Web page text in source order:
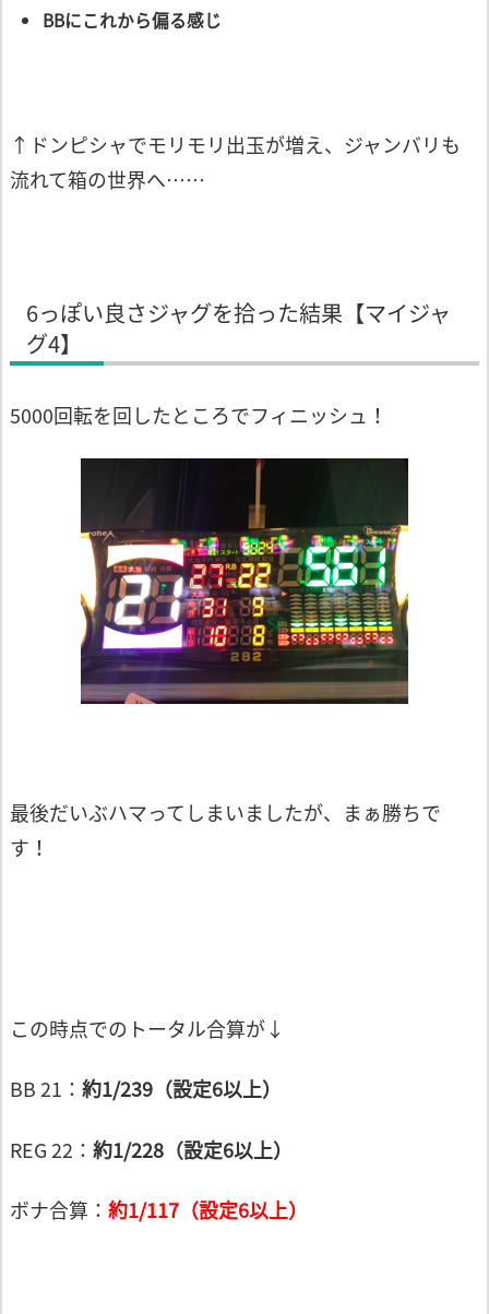
BBにこれから偏る感じ
↑ドンピシャでモリモリ出玉が増え、ジャンバリも
流れて箱の世界へ……
6っぽい良さジャグを拾った結果【マイジャ
グ4】
5000回転を回したところでフィニッシュ！
最後だいぶハマってしまいましたが、まぁ勝ちで
す！
この時点でのトータル合算が↓
BB 21： 約1/239（設定6以上）
REG 22： 約1/228（設定6以上）
ボナ合算： 約1/117（設定6以上）